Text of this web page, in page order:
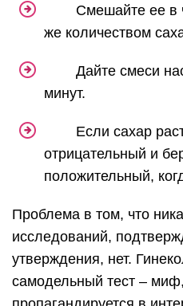
Смешайте ее в
же количеством
Дайте смеси
минут.
Если сахар
отрицательный и
положительный,
Проблема в том, что
исследований,
утверждения, нет.
самодельный тест –